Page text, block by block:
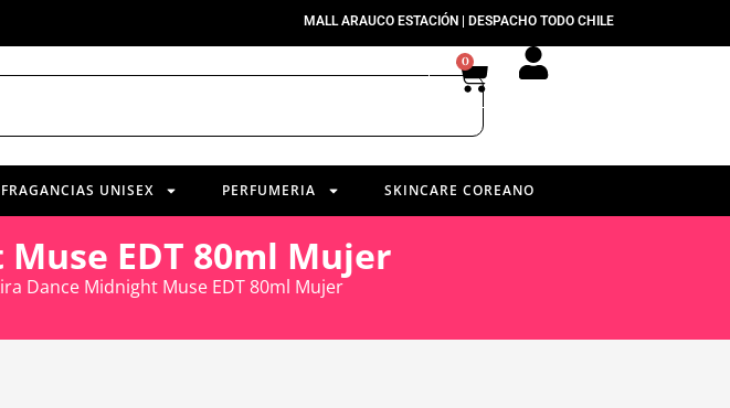
MALL ARAUCO ESTACIÓN | DESPACHO TODO CHILE
0
FRAGANCIAS UNISEX PERFUMERIA SKINCARE COREANO
EDT 80ml Mujer
Dance Midnight Muse EDT 80ml Mujer